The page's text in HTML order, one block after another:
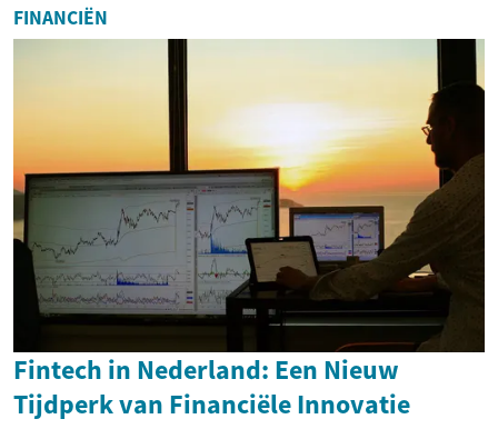
FINANCIËN
Fintech in Nederland: Een Nieuw
Tijdperk van Financiële Innovatie